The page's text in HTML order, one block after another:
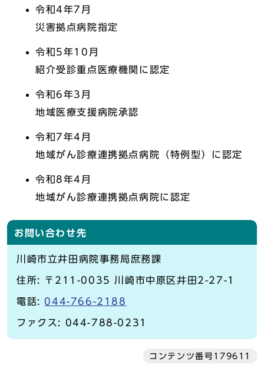
令和4年7月
災害拠点病院指定
令和5年10月
紹介受診重点医療機関に認定
令和6年3月
地域医療支援病院承認
令和7年4月
地域がん診療連携拠点病院（特例型）に認定
令和8年4月
地域がん診療連携拠点病院に認定
お問い合わせ先
川崎市立井田病院事務局庶務課
住所: 〒211-0035 川崎市中原区井田2-27-1
電話: 044-766-2188
ファクス: 044-788-0231
コンテンツ番号179611